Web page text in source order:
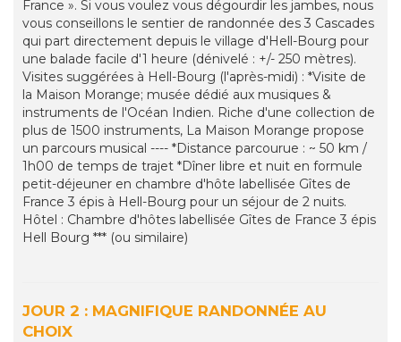
France ». Si vous voulez vous dégourdir les jambes, nous
vous conseillons le sentier de randonnée des 3 Cascades
qui part directement depuis le village d'Hell-Bourg pour
une balade facile d'1 heure (dénivelé : +/- 250 mètres).
Visites suggérées à Hell-Bourg (l'après-midi) : *Visite de
la Maison Morange; musée dédié aux musiques &
instruments de l'Océan Indien. Riche d'une collection de
plus de 1500 instruments, La Maison Morange propose
un parcours musical ---- *Distance parcourue : ~ 50 km /
1h00 de temps de trajet *Dîner libre et nuit en formule
petit-déjeuner en chambre d'hôte labellisée Gîtes de
France 3 épis à Hell-Bourg pour un séjour de 2 nuits.
Hôtel : Chambre d'hôtes labellisée Gîtes de France 3 épis
Hell Bourg *** (ou similaire)
JOUR 2 : MAGNIFIQUE RANDONNÉE AU
CHOIX